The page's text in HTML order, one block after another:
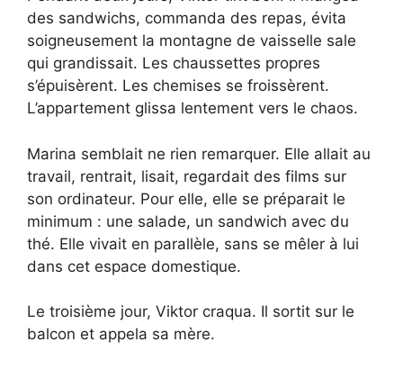
des sandwichs, commanda des repas, évita
soigneusement la montagne de vaisselle sale
qui grandissait. Les chaussettes propres
s’épuisèrent. Les chemises se froissèrent.
L’appartement glissa lentement vers le chaos.
Marina semblait ne rien remarquer. Elle allait au
travail, rentrait, lisait, regardait des films sur
son ordinateur. Pour elle, elle se préparait le
minimum : une salade, un sandwich avec du
thé. Elle vivait en parallèle, sans se mêler à lui
dans cet espace domestique.
Le troisième jour, Viktor craqua. Il sortit sur le
balcon et appela sa mère.